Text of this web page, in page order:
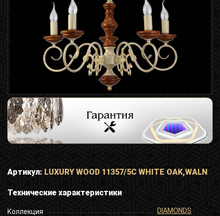
Артикул: LUXURY WOOD 11357/5C WHITE OAK,WALN
Технические характеристики
Коллекция DIAMONDS